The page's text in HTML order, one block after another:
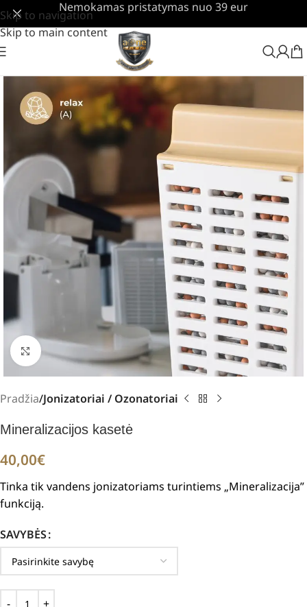
Skip to navigation
Skip to main content
Nemokamas pristatymas nuo 39 eur
Padidinti
Pradžia Jonizatoriai / Ozonatoriai
Mineralizacijos kasetė
40,00€
Tinka tik vandens jonizatoriams turintiems „Mineralizacija”
funkciją.
SAVYBĖS